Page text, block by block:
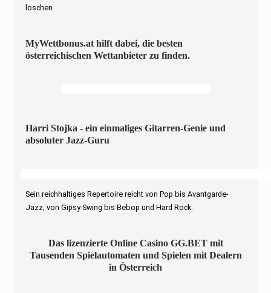
löschen
MyWettbonus.at hilft dabei, die besten
österreichischen Wettanbieter zu finden.
Harri Stojka - ein einmaliges Gitarren-Genie und
absoluter Jazz-Guru
Sein reichhaltiges Repertoire reicht von Pop bis Avantgarde-
Jazz, von Gipsy Swing bis Bebop und Hard Rock.
Das lizenzierte Online Casino GG.BET mit
Tausenden Spielautomaten und Spielen mit Dealern
in Österreich